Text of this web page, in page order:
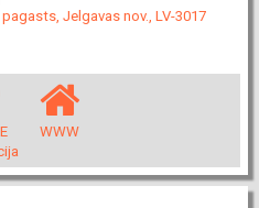
Jelgavas nov., LV-3017
WWW